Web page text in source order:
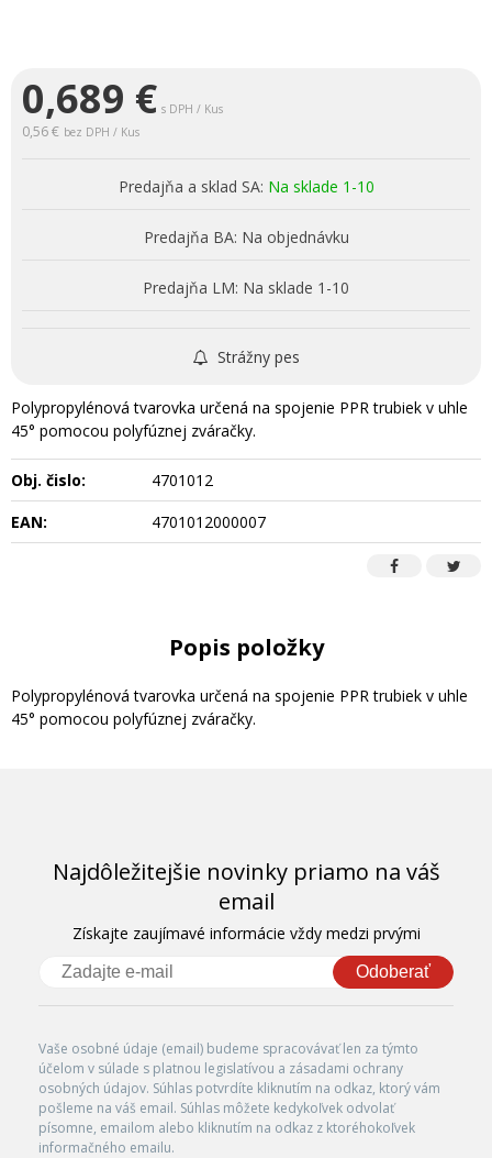
0,689 € s DPH / Kus
0,56 € bez DPH / Kus
Predajňa a sklad SA: Na sklade 1-10
Predajňa BA: Na objednávku
Predajňa LM: Na sklade 1-10
Strážny pes
Polypropylénová tvarovka určená na spojenie PPR trubiek v uhle
45° pomocou polyfúznej zváračky.
Obj. čislo:
4701012
EAN:
4701012000007
Popis položky
Polypropylénová tvarovka určená na spojenie PPR trubiek v uhle
45° pomocou polyfúznej zváračky.
Najdôležitejšie novinky priamo na váš
email
Získajte zaujímavé informácie vždy medzi prvými
Odoberať
Vaše osobné údaje (email) budeme spracovávať len za týmto
účelom v súlade s platnou legislatívou a zásadami ochrany
osobných údajov. Súhlas potvrdíte kliknutím na odkaz, ktorý vám
pošleme na váš email. Súhlas môžete kedykoľvek odvolať
písomne, emailom alebo kliknutím na odkaz z ktoréhokoľvek
informačného emailu.